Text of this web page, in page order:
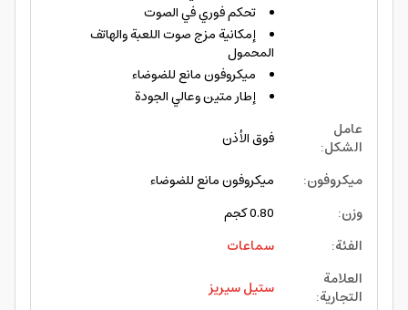
تحكم فوري في الصوت
إمكانية مزج صوت اللعبة والهاتف
المحمول
ميكروفون مانع للضوضاء
إطار متين وعالي الجودة
عامل
الشكل:
فوق الأذن
ميكروفون:
ميكروفون مانع للضوضاء
وزن:
0.80 كجم
الفئة:
سماعات
العلامة
التجارية:
ستيل سيريز